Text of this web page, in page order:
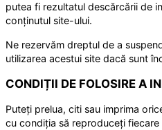
putea fi rezultatul descărcării de
conținutul site-ului.
Ne rezervăm dreptul de a
utilizarea acestui site dacă sunt
CONDIȚII DE FOLOSIRE A
Puteți prelua, citi sau imprima
cu condiția să reproduceți